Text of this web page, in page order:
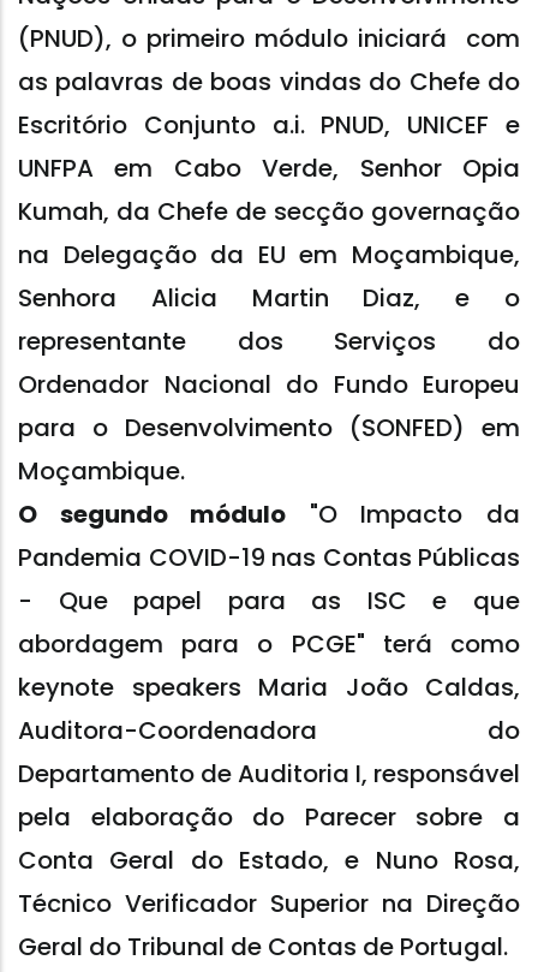
(PNUD), o primeiro módulo iniciará com
as palavras de boas vindas do Chefe do
Escritório Conjunto a.i. PNUD, UNICEF e
UNFPA em Cabo Verde, Senhor Opia
Kumah, da Chefe de secção governação
na Delegação da EU em Moçambique,
Senhora Alicia Martin Diaz, e o
representante dos Serviços do
Ordenador Nacional do Fundo Europeu
para o Desenvolvimento (SONFED) em
Moçambique.
O segundo módulo "O Impacto da
Pandemia COVID-19 nas Contas Públicas
- Que papel para as ISC e que
abordagem para o PCGE" terá como
keynote speakers Maria João Caldas,
Auditora-Coordenadora do
Departamento de Auditoria I, responsável
pela elaboração do Parecer sobre a
Conta Geral do Estado, e Nuno Rosa,
Técnico Verificador Superior na Direção
Geral do Tribunal de Contas de Portugal.